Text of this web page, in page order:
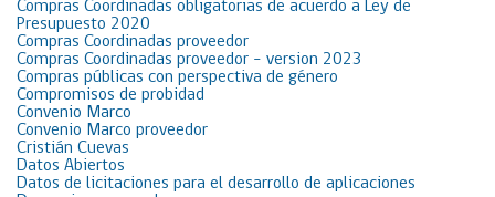
Compras Coordinadas obligatorias de acuerdo a Ley de
Presupuesto 2020
Compras Coordinadas proveedor
Compras Coordinadas proveedor – version 2023
Compras públicas con perspectiva de género
Compromisos de probidad
Convenio Marco
Convenio Marco proveedor
Cristián Cuevas
Datos Abiertos
Datos de licitaciones para el desarrollo de aplicaciones